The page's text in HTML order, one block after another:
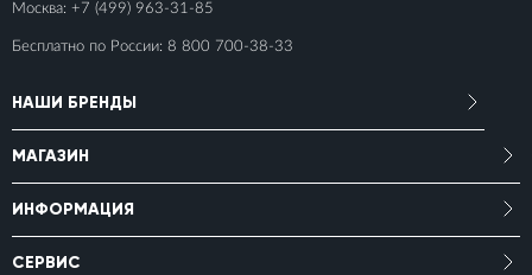
Москва: +7 (499) 963-31-85
Бесплатно по России: 8 800 700-38-33
НАШИ БРЕНДЫ
МАГАЗИН
ИНФОРМАЦИЯ
СЕРВИС